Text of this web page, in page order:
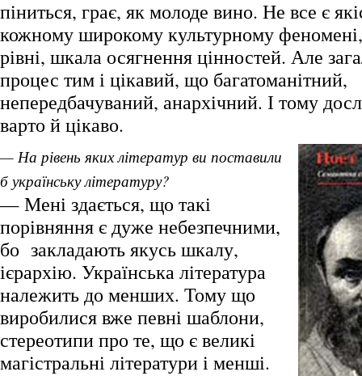
піниться, грає, як молоде вино. Не все є
кожному широкому культурному
рівні, шкала осягнення цінностей. Але
процес тим і цікавий, що багатоманітний,
непередбачуваний, анархічний. І тому
варто й цікаво.
— На рівень яких літератур ви поставили
б українську літературу?
— Мені здається, що такі
порівняння є дуже небезпечними,
бо закладають якусь шкалу,
ієрархію. Українська література
належить до менших. Тому що
виробилися вже певні шаблони,
стереотипи про те, що є великі
магістральні літератури і менші.